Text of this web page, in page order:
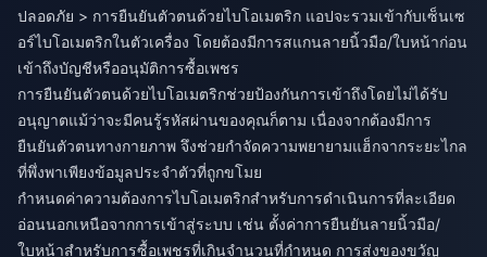
ปลอดภัย > การยืนยันตัวตนด้วยไบโอเมตริก แอปจะรวมเข้ากับเซ็นเซ
อร์ไบโอเมตริกในตัวเครื่อง โดยต้องมีการสแกนลายนิ้วมือ/ใบหน้าก่อน
เข้าถึงบัญชีหรืออนุมัติการซื้อเพชร
การยืนยันตัวตนด้วยไบโอเมตริกช่วยป้องกันการเข้าถึงโดยไม่ได้รับ
อนุญาตแม้ว่าจะมีคนรู้รหัสผ่านของคุณก็ตาม เนื่องจากต้องมีการ
ยืนยันตัวตนทางกายภาพ จึงช่วยกำจัดความพยายามแฮ็กจากระยะไกล
ที่พึ่งพาเพียงข้อมูลประจำตัวที่ถูกขโมย
กำหนดค่าความต้องการไบโอเมตริกสำหรับการดำเนินการที่ละเอียด
อ่อนนอกเหนือจากการเข้าสู่ระบบ เช่น ตั้งค่าการยืนยันลายนิ้วมือ/
ใบหน้าสำหรับการซื้อเพชรที่เกินจำนวนที่กำหนด การส่งของขวัญ